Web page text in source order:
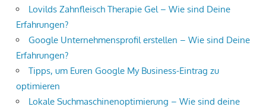
Lovilds Zahnfleisch Therapie Gel – Wie sind Deine
Erfahrungen?
Google Unternehmensprofil erstellen – Wie sind Deine
Erfahrungen?
Tipps, um Euren Google My Business-Eintrag zu
optimieren
Lokale Suchmaschinenoptimierung – Wie sind deine